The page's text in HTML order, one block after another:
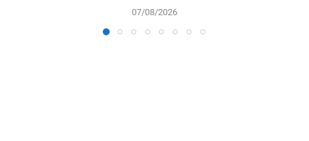
07/08/2026